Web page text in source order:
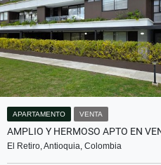
APARTAMENTO VENTA
El Retiro, Antioquia, Colombia